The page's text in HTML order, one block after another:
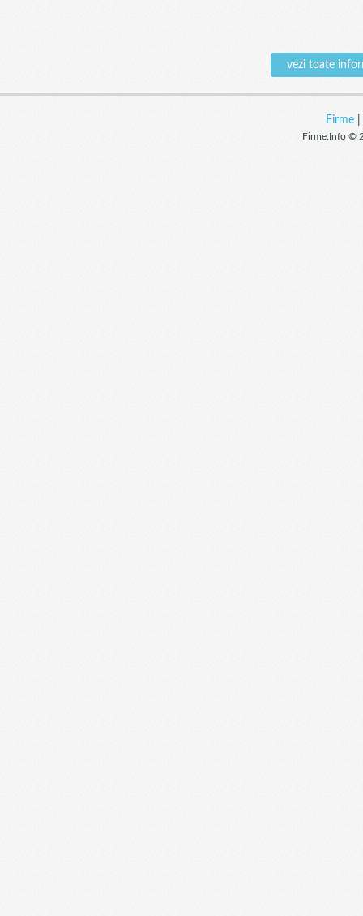
vezi toate
Firme|
Firme.Info ©